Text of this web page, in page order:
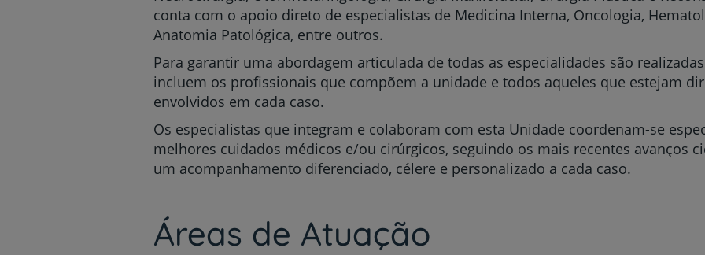
conta com o apoio direto de especialistas de Medicina Interna, Oncologia,
Anatomia Patológica, entre outros.
Para garantir uma abordagem articulada de todas as especialidades são
incluem os profissionais que compõem a unidade e todos aqueles que estejam
envolvidos em cada caso.
Os especialistas que integram e colaboram com esta Unidade coordenam-se
melhores cuidados médicos e/ou cirúrgicos, seguindo os mais recentes avanços
um acompanhamento diferenciado, célere e personalizado a cada caso.
Áreas de Atuação